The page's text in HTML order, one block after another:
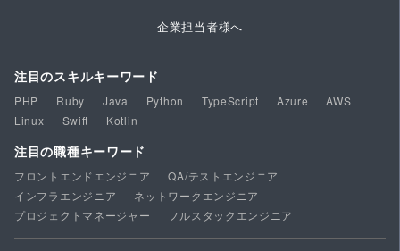
企業担当者様へ
注目のスキルキーワード
PHP Ruby Java Python TypeScript Azure
AWS
Linux
Swift Kotlin
注目の職種キーワード
フロントエンドエンジニア
QA/テストエンジニア
インフラエンジニア
ネットワークエンジニア
プロジェクトマネージャー
フルスタックエンジニア